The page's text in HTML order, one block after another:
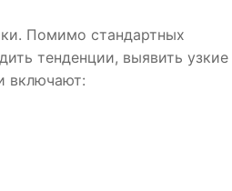
Помимо стандартных
тенденции, выявить узкие
включают: